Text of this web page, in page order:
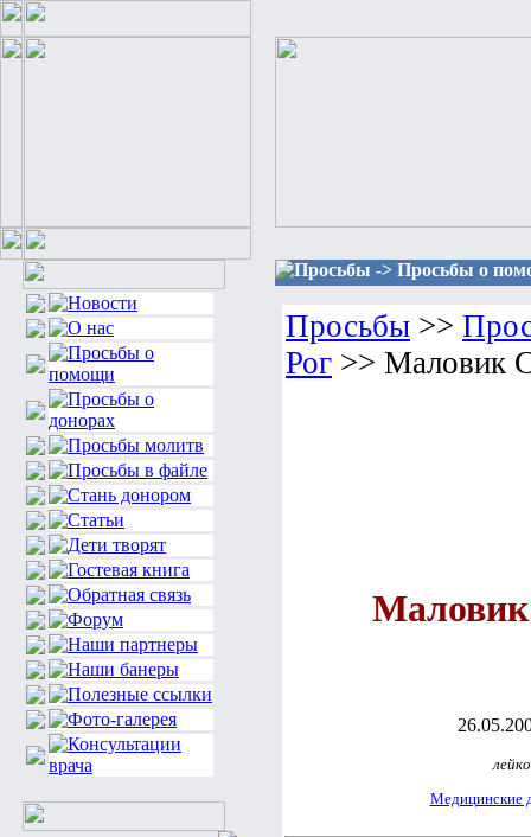
Просьбы -> Просьбы о
Просьбы >>
Рог >> Маловик
Медицинские